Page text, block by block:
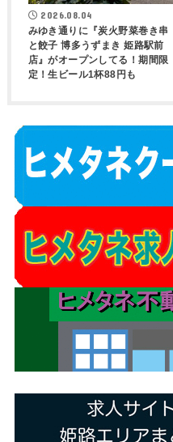
2026.08.04
みゆき通りに『炭火野菜巻き串
と餃子 博多うずまき 姫路駅前
店』がオープンしてる！期間限
定！生ビール1杯88円も